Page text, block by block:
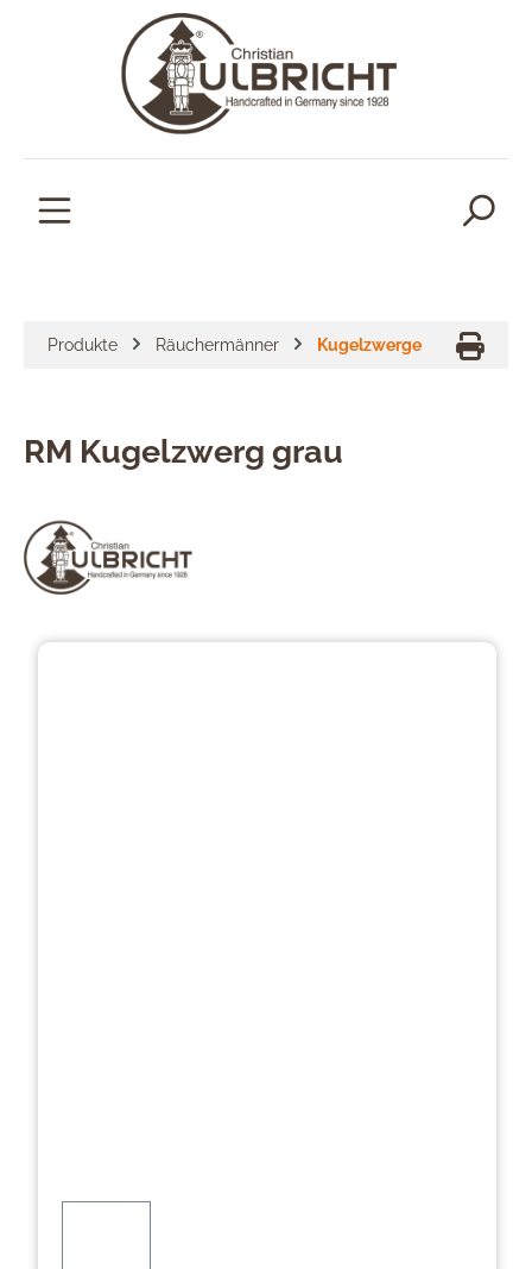
Produkte Räuchermänner Kugelzwerge
RM Kugelzwerg grau